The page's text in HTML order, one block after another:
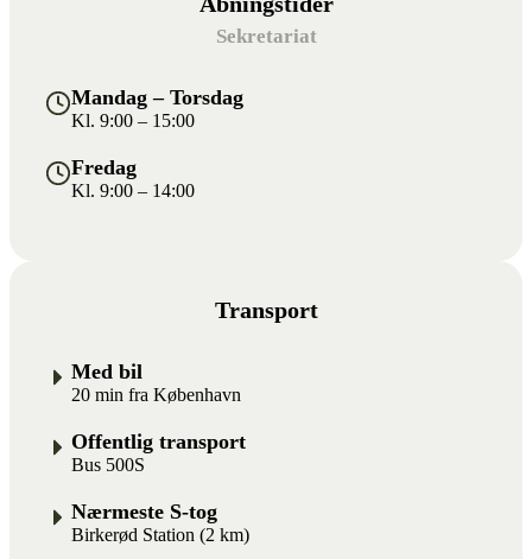
Sekretariat
Mandag – Torsdag
Kl. 9:00 – 15:00
Fredag
Kl. 9:00 – 14:00
Transport
Med bil
20 min fra København
Offentlig transport
Bus 500S
Nærmeste S-tog
Birkerød Station (2 km)